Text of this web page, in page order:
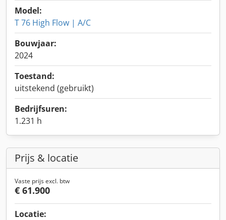
Model:
T 76 High Flow | A/C
Bouwjaar:
2024
Toestand:
uitstekend (gebruikt)
Bedrijfsuren:
1.231 h
Prijs & locatie
Vaste prijs excl. btw
€ 61.900
Locatie: